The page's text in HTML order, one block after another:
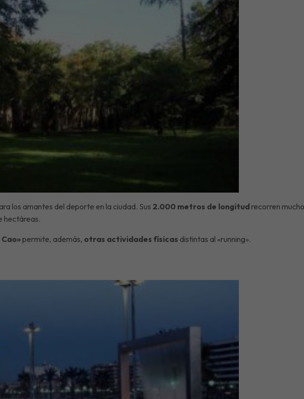
los amantes del deporte en la ciudad. Sus 2.000 metros de longitud recorren
hectáreas.
permite, además, otras actividades físicas distintas al «running».